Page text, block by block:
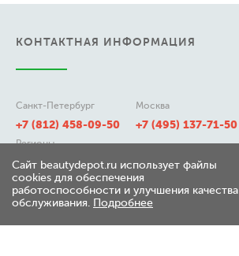
КОНТАКТНАЯ ИНФОРМАЦИЯ
Санкт-Петербург
+7 (812) 458-09-50
Москва
+7 (495) 137-71-50
Регионы
8 (800) 511-21-50
197348, г. Санкт-Петербург,
Сайт beautydepot.ru использует файлы
cookies для обеспечения
работоспособности и улучшения качества
обслуживания. Подробнее